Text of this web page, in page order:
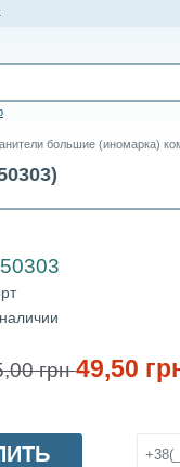
большие (иномарка)
грн49,50